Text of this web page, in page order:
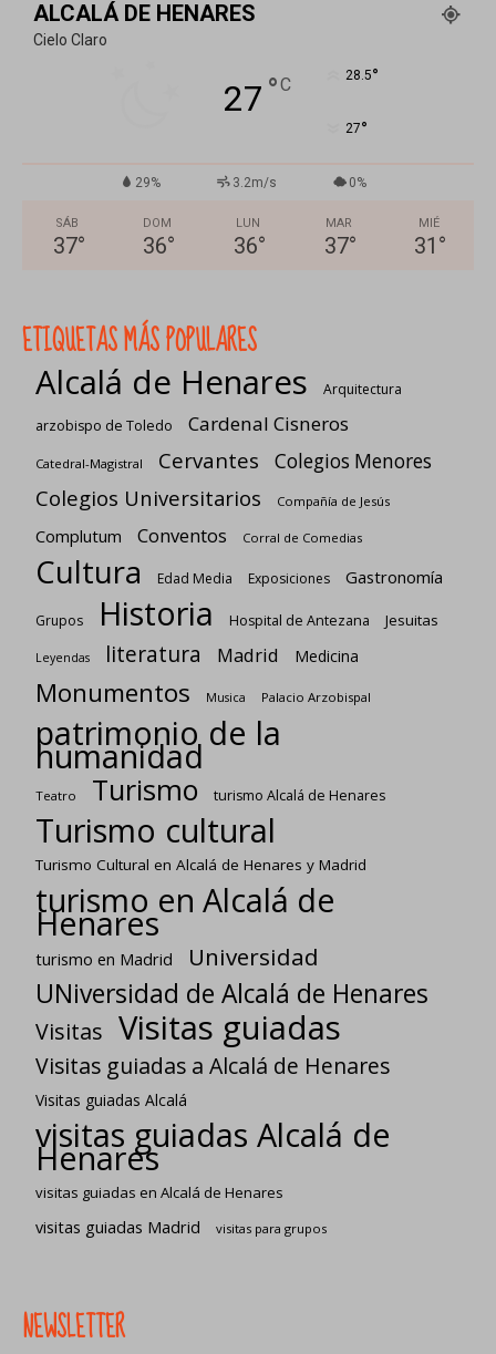
ALCALÁ DE HENARES
Cielo Claro
27 °C 28.5°
27°
29% 3.2m/s 0%
SÁB
37°
DOM
36°
LUN
36°
MAR
37°
MIÉ
31 °
ETIQUETAS MÁS POPULARES
Alcalá de Henares
Arquitectura
arzobispo de Toledo
Cardenal Cisneros
Catedral-Magistral Cervantes Colegios Menores
Colegios Universitarios Compañía de Jesús
Complutum Conventos Corral de Comedias
Cultura Edad Media Exposiciones Gastronomía
Grupos Historia Hospital de Antezana Jesuitas
Leyendas literatura Madrid Medicina
Monumentos Musica Palacio Arzobispal
patrimonio de la
humanidad
Teatro Turismo turismo Alcalá de Henares
Turismo cultural
Turismo Cultural en Alcalá de Henares y Madrid
turismo en Alcalá de
Henares
turismo en Madrid Universidad
UNiversidad de Alcalá de Henares
Visitas Visitas guiadas
Visitas guiadas a Alcalá de Henares
Visitas guiadas Alcalá
visitas guiadas Alcalá de
Henares
visitas guiadas en Alcalá de Henares
visitas guiadas Madrid visitas para grupos
NEWSLETTER